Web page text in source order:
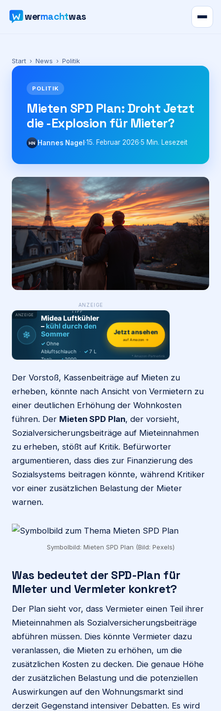
wermachtwas
Karte
News
Ratgeber
Werbung
Preise
Für Firmen
Login
Firma eintragen
Start › News › Politik
POLITIK
Mieten SPD Plan: Droht Jetzt
die -Explosion für Mieter?
HN Hannes Nagel·15. Februar 2026·5 Min. Lesezeit
ANZEIGE
ANZEIGE
❄
PRODUKT-
TIPP
Midea Luftkühler
–kühl durch den
Sommer
✓ Ohne
Abluftschlauch · ✓ 7 L
Tank · ✓2000
Jetzt ansehen
auf Amazon →
* Amazon-Partnerlink
Der Vorstoß, Kassenbeiträge auf Mieten zu
erheben, könnte nach Ansicht von Vermietern zu
einer deutlichen Erhöhung der Wohnkosten
führen. Der Mieten SPD Plan, der vorsieht,
Sozialversicherungsbeiträge auf Mieteinnahmen
zu erheben, stößt auf Kritik. Befürworter
argumentieren, dass dies zur Finanzierung des
Sozialsystems beitragen könnte, während Kritiker
vor einer zusätzlichen Belastung der Mieter
warnen.
Symbolbild: Mieten SPD Plan (Bild: Pexels)
Was bedeutet der SPD-Plan für
Mieter und Vermieter konkret?
Der Plan sieht vor, dass Vermieter einen Teil ihrer
Mieteinnahmen als Sozialversicherungsbeiträge
abführen müssen. Dies könnte Vermieter dazu
veranlassen, die Mieten zu erhöhen, um die
zusätzlichen Kosten zu decken. Die genaue Höhe
der zusätzlichen Belastung und die potenziellen
Auswirkungen auf den Wohnungsmarkt sind
derzeit Gegenstand intensiver Debatten. Es wird